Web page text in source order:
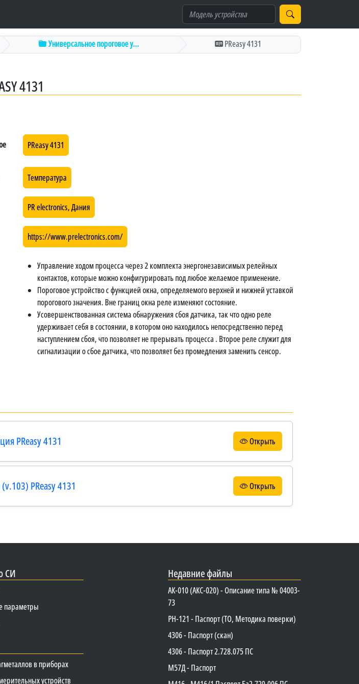
Универсальное пороговое у... PReasy 4131
4131
PReasy 4131
Температура
PR electronics, Дания
https://www.prelectronics.com/
Управление ходом процесса через 2 комплекта энергонезависимых релейных
контактов, которые можно конфигурировать под любое желаемое применение.
Пороговое устройство с функцией окна, определяемого верхней и нижней уставкой
порогового значения. Вне границ окна реле изменяют состояние.
Усовершенствованная система обнаружения сбоя датчика, так что одно реле
удерживает себя в состоянии, в котором оно находилось непосредственно перед
наступлением сбоя, что позволяет не прерывать процесса . Второе реле служит для
сигнализации о сбое датчика, что позволяет без промедления заменить сенсор.
PReasy 4131 Открыть
PReasy 4131 Открыть
СИ
параметры
в приборах
устройств
Недавние файлы
АК-010 (АКС-020) - Описание типа № 04003-
73
PH-121 - Паспорт (ТО, Методика поверки)
4306 - Паспорт (скан)
4306 - Паспорт 2.728.075 ПС
М57Д - Паспорт